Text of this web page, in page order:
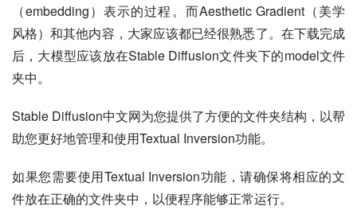
（embedding）表示的过程。而Aesthetic Gradient（美学
风格）和其他内容，大家应该都已经很熟悉了。在下载完成
后，大模型应该放在Stable Diffusion文件夹下的model文件
夹中。
Stable Diffusion中文网为您提供了方便的文件夹结构，以帮
助您更好地管理和使用Textual Inversion功能。
如果您需要使用Textual Inversion功能，请确保将相应的文
件放在正确的文件夹中，以便程序能够正常运行。